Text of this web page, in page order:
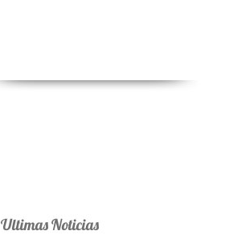
Ultimas Noticias